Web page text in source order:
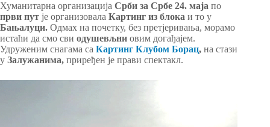
Хуманитарна организација Срби за Србе 24. маја по
први пут је организовала Картинг из блока и то у
Бањалуци. Одмах на почетку, без претјеривања, морамо
истаћи да смо сви одушевљни овим догађајем.
Удруженим снагама са Картинг Клубом Борац, на стази
у Залужанима, приређен је прави спектакл.